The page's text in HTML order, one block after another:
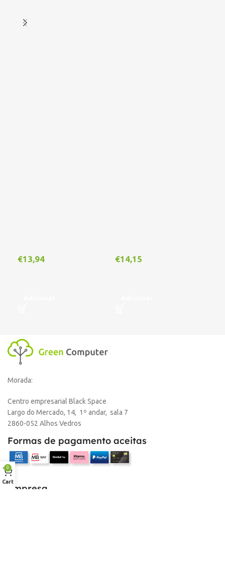
€13,94 €14,15
Morada:
Centro empresarial Black Space
Largo do Mercado, 14, 1º andar, sala 7
2860-052 Alhos Vedros
Formas de pagamento aceitas
Empresa
0
Cart